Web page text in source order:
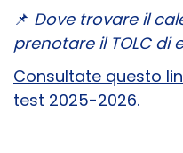
📌 Dove trovare il
prenotare il TOLC di
Consultate questo
test 2025-2026.